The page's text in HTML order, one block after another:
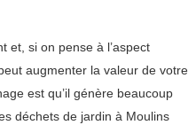
et, si on pense à l’aspect
augmenter la valeur de votre
est qu’il génère beaucoup
déchets de jardin à Moulins